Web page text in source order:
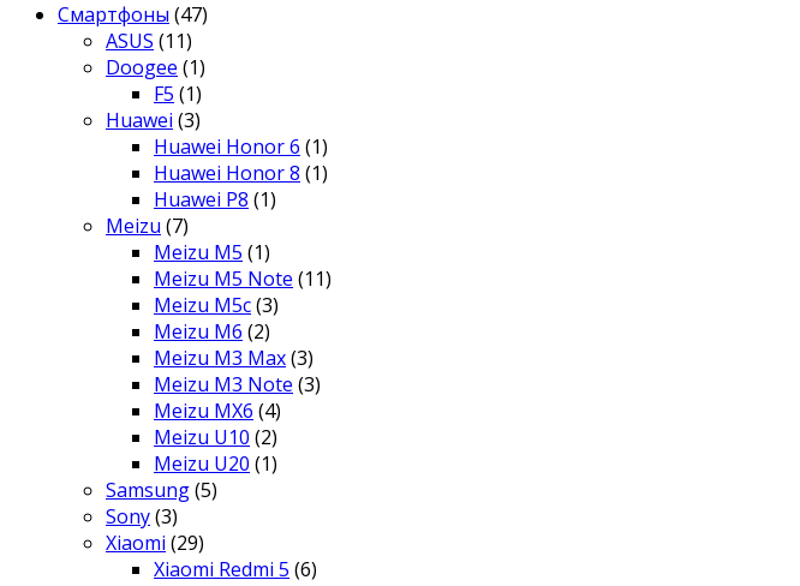
Смартфоны (47)
ASUS (11)
Doogee (1)
F5 (1)
Huawei (3)
Huawei Honor 6 (1)
Huawei Honor 8 (1)
Huawei P8 (1)
Meizu (7)
Meizu M5 (1)
Meizu M5 Note (11)
Meizu M5c(3)
Meizu M6 (2)
Meizu M3 Max(3)
Meizu M3 Note (3)
Meizu MX6 (4)
Meizu U10 (2)
Meizu U20 (1)
Samsung(5)
Sony(3)
Xiaomi (29)
Xiaomi Redmi 5 (6)